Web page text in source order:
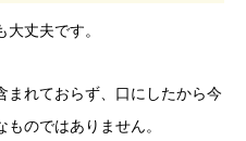
丈夫です。
まれておらず、口にしたから今
のではありません。